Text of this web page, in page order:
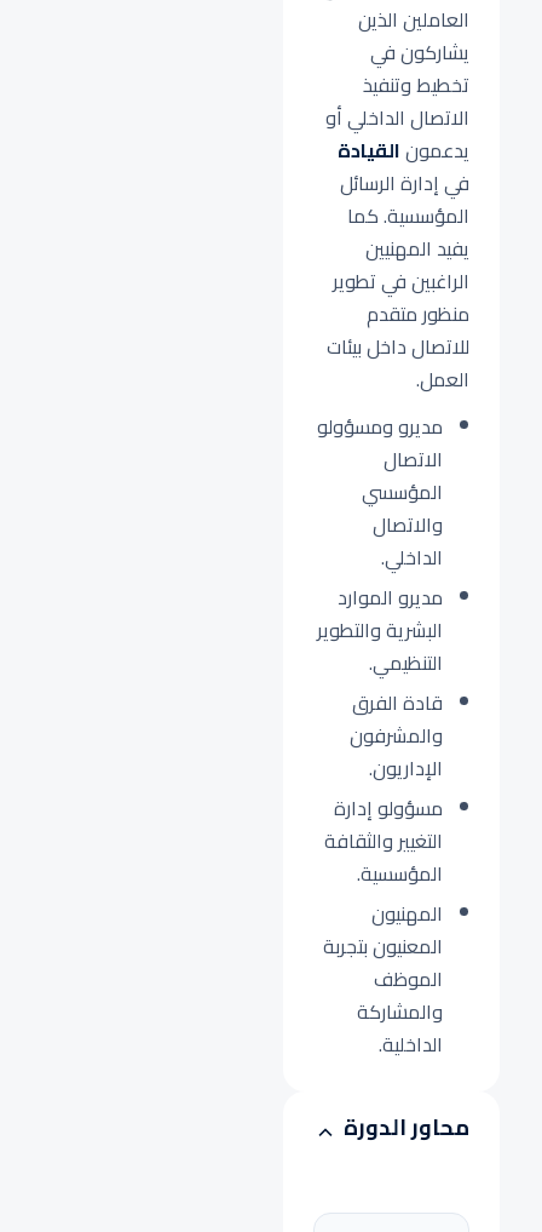
العاملين الذين
يشاركون في
تخطيط وتنفيذ
الاتصال الداخلي أو
يدعمونالقيادة
في إدارة الرسائل
المؤسسية. كما
يفيد المهنيين
الراغبين في تطوير
منظور متقدم
للاتصال داخل بيئات
العمل.
مديرو ومسؤولو
الاتصال
المؤسسي
والاتصال
الداخلي.
مديرو الموارد
البشرية والتطوير
التنظيمي.
قادة الفرق
والمشرفون
الإداريون.
مسؤولو إدارة
التغيير والثقافة
المؤسسية.
المهنيون
المعنيون بتجربة
الموظف
والمشاركة
الداخلية.
محاور الدورة